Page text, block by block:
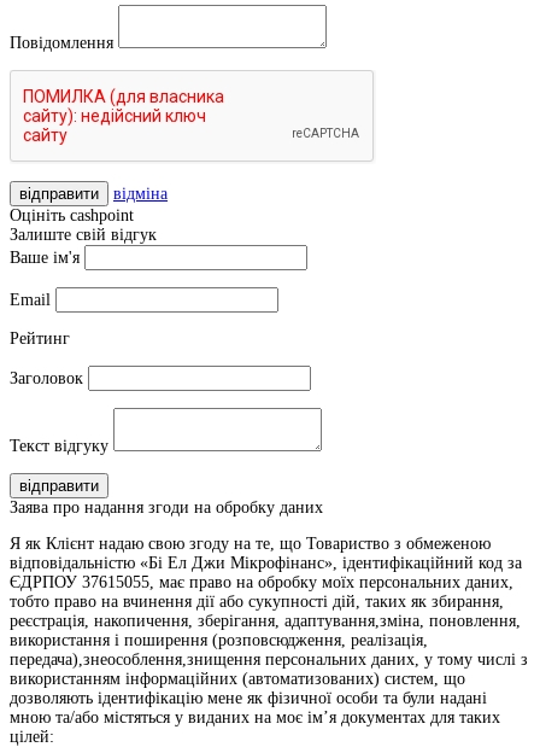
Повідомлення
відправити
відміна
Оцініть cashpoint
Залиште свій відгук
Ваше ім'я
Email
Рейтинг
Заголовок
Текст відгуку
відправити
Заява про надання згоди на обробку даних
Я як Клієнт надаю свою згоду на те, що Товариство з обмеженою
відповідальністю «Бі Ел Джи Мікрофінанс», ідентифікаційний код за
ЄДРПОУ 37615055, має право на обробку моїх персональних даних,
тобто право на вчинення дії або сукупності дій, таких як збирання,
реєстрація, накопичення, зберігання, адаптування,зміна, поновлення,
використання і поширення (розповсюдження, реалізація,
передача),знеособлення,знищення персональних даних, у тому числі з
використанням інформаційних (автоматизованих) систем, що
дозволяють ідентифікацію мене як фізичної особи та були надані
мною та/або містяться у виданих на моє ім’я документах для таких
цілей: